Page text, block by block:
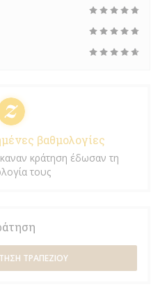
βαθμολογίες
κράτηση έδωσαν τη
τους
ΤΡΑΠΕΖΙΟΎ